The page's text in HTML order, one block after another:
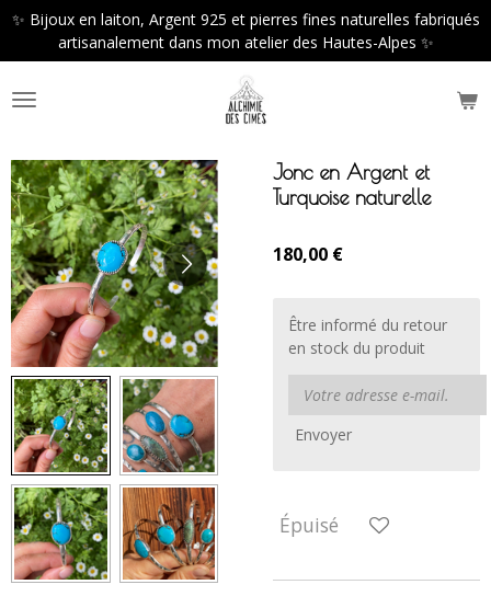
Passer
contenu
principal
✨ Bijoux en laiton, Argent 925 et pierres fines naturelles fabriqués
artisanalement dans mon atelier des Hautes-Alpes ✨
Jonc en Argent et
Turquoise naturelle
180,00 €
Être informé du retour
en stock du produit
Envoyer
Épuisé